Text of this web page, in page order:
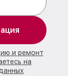
и ремонт
на